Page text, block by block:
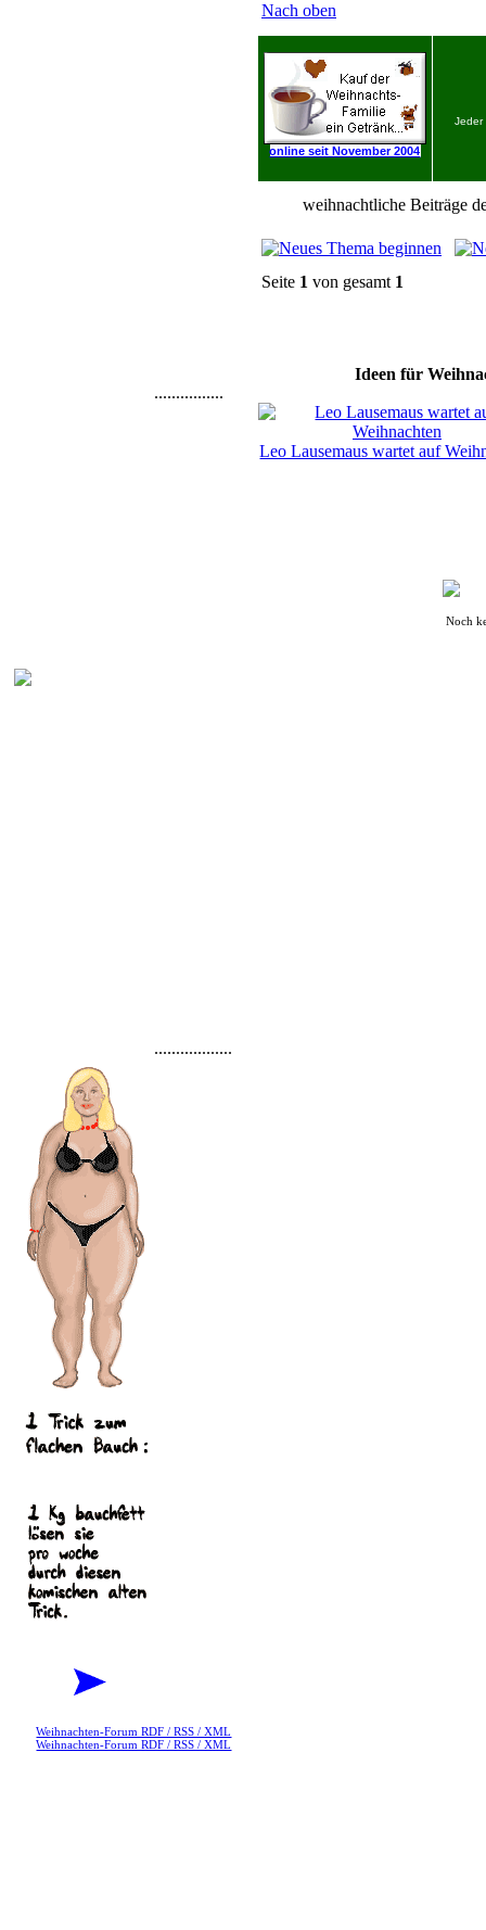
................
..................
Nach oben
online seit November 2004
Jeder
weihnachtliche Beiträge
Seite 1 von gesamt 1
Ideen für
Leo Lausemaus wartet auf
Noch
Weihnachten-Forum RDF / RSS / XML
Weihnachten-Forum RDF / RSS / XML